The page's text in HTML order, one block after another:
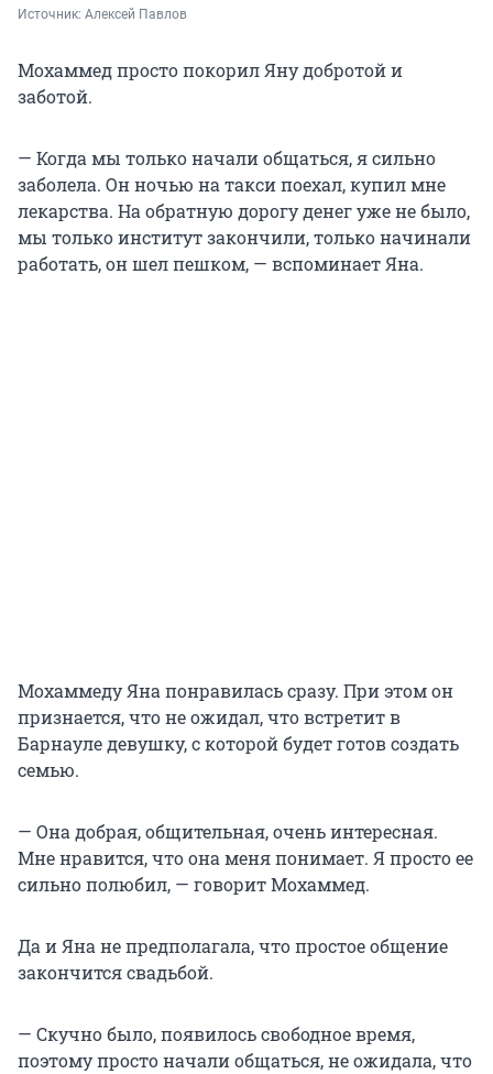
Источник: Алексей Павлов
Мохаммед просто покорил Яну добротой и
заботой.
— Когда мы только начали общаться, я сильно
заболела. Он ночью на такси поехал, купил мне
лекарства. На обратную дорогу денег уже не было,
мы только институт закончили, только начинали
работать, он шел пешком, — вспоминает Яна.
Мохаммеду Яна понравилась сразу. При этом он
признается, что не ожидал, что встретит в
Барнауле девушку, с которой будет готов создать
семью.
— Она добрая, общительная, очень интересная.
Мне нравится, что она меня понимает. Я просто ее
сильно полюбил, — говорит Мохаммед.
Да и Яна не предполагала, что простое общение
закончится свадьбой.
— Скучно было, появилось свободное время,
поэтому просто начали общаться, не ожидала, что